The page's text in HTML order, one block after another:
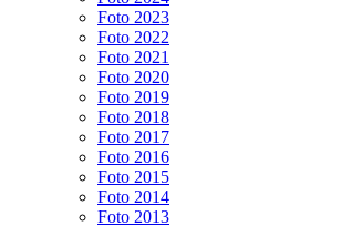
Foto 2023
Foto 2022
Foto 2021
Foto 2020
Foto 2019
Foto 2018
Foto 2017
Foto 2016
Foto 2015
Foto 2014
Foto 2013